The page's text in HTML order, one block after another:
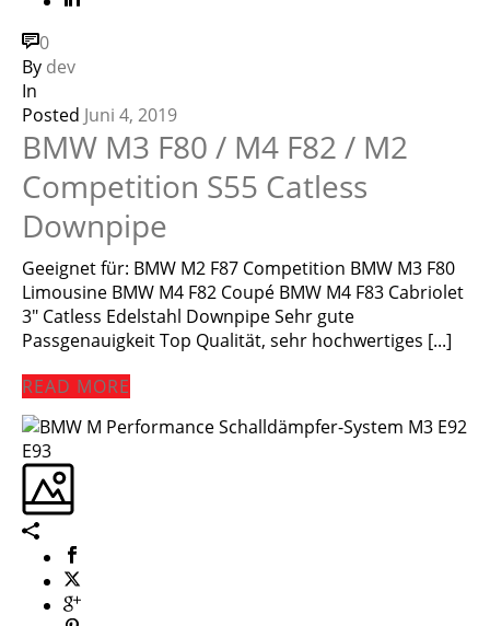
0
By dev
In
Posted Juni 4, 2019
BMW M3 F80 / M4 F82 / M2
Competition S55 Catless
Downpipe
Geeignet für: BMW M2 F87 Competition BMW M3 F80
Limousine BMW M4 F82 Coupé BMW M4 F83 Cabriolet
3″ Catless Edelstahl Downpipe Sehr gute
Passgenauigkeit Top Qualität, sehr hochwertiges [...]
READ MORE